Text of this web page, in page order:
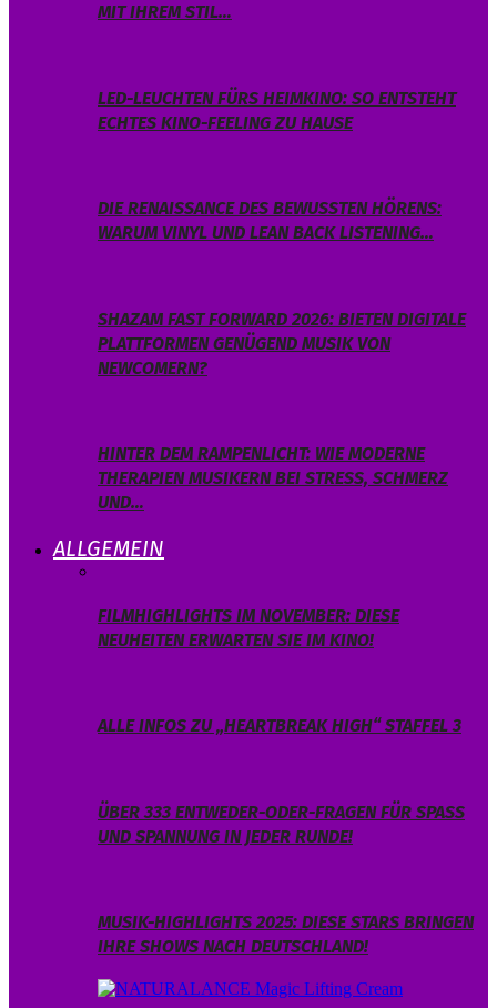
MIT IHREM STIL…
LED-LEUCHTEN FÜRS HEIMKINO: SO ENTSTEHT
ECHTES KINO-FEELING ZU HAUSE
DIE RENAISSANCE DES BEWUSSTEN HÖRENS:
WARUM VINYL UND LEAN BACK LISTENING…
SHAZAM FAST FORWARD 2026: BIETEN DIGITALE
PLATTFORMEN GENÜGEND MUSIK VON
NEWCOMERN?
HINTER DEM RAMPENLICHT: WIE MODERNE
THERAPIEN MUSIKERN BEI STRESS, SCHMERZ
UND…
ALLGEMEIN
FILMHIGHLIGHTS IM NOVEMBER: DIESE
NEUHEITEN ERWARTEN SIE IM KINO!
ALLE INFOS ZU „HEARTBREAK HIGH“ STAFFEL 3
ÜBER 333 ENTWEDER-ODER-FRAGEN FÜR SPASS U
ND SPANNUNG IN JEDER RUNDE!
MUSIK-HIGHLIGHTS 2025: DIESE STARS BRINGEN
IHRE SHOWS NACH DEUTSCHLAND!